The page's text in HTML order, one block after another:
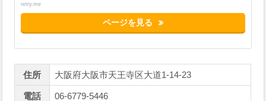
retty.me
ページを見る
住所 大阪府大阪市天王寺区大道1-14-23
電話 06-6779-5446